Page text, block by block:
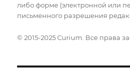
либо форме (электронной или
письменного разрешения
© 2015-2025 Curium. Все права